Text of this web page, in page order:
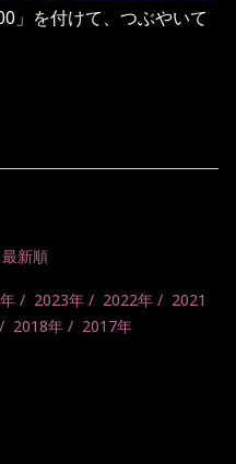
」を付けて、つぶやいて
最新順
2023年 2022年
2021
2018年 2017年